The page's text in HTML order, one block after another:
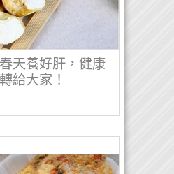
天養好肝，健康
給大家！